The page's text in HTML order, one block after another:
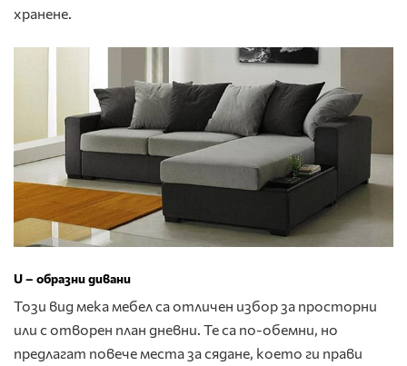
хранене.
U – образни дивани
Този вид мека мебел са отличен избор за просторни
или с отворен план дневни. Те са по-обемни, но
предлагат повече места за сядане, което ги прави